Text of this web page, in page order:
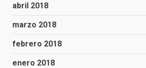
abril 2018
marzo 2018
febrero 2018
enero 2018